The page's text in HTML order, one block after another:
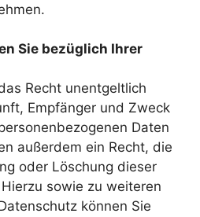
Sie bezüglich Ihrer
Recht unentgeltlich
Empfänger und Zweck
Daten
außerdem ein Recht, die
oder Löschung dieser
sowie zu weiteren
können Sie